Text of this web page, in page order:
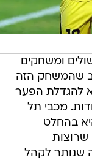
ומשחקים
שהמשחק הזה
להגדלת הפער
מכבי תל
בהחלט
שנותר לקהל